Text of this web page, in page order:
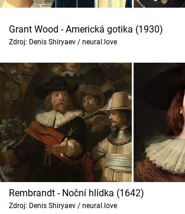
Grant Wood - Americká gotika (1930)
Zdroj: Denis Shiryaev / neural.love
Rembrandt - Noční hlídka (1642)
Zdroj: Denis Shiryaev / neural.love